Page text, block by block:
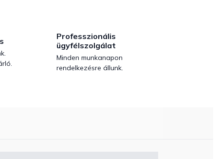
Professzionális
ügyfélszolgálat
Minden munkanapon
rendelkezésre állunk.